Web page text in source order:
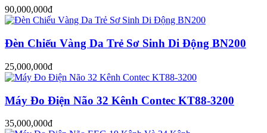
90,000,000đ
Đèn Chiếu Vàng Da Trẻ Sơ Sinh Di Động BN200
25,000,000đ
Máy Đo Điện Não 32 Kênh Contec KT88-3200
35,000,000đ